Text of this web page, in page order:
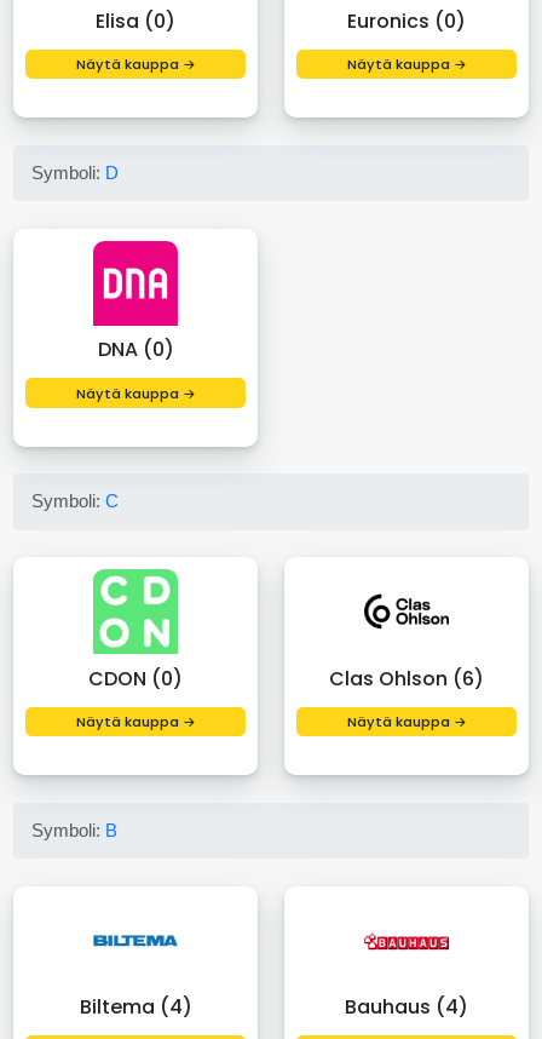
Elisa (0)
Näytä kauppa →
Euronics (0)
Näytä kauppa →
Symboli: D
DNA (0)
Näytä kauppa →
Symboli:C
CDON (0)
Näytä kauppa →
Clas Ohlson (6)
Näytä kauppa →
Symboli: B
Biltema (4) Bauhaus (4)